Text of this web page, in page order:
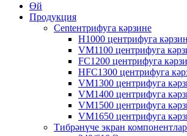
Өй
Продукция
Centентрифуга кәрзине
H1000 центрифуга кәрзин
VM1100 центрифуга
FC1200 центрифуга
HFC1300 центрифуга
VM1300 центрифуга
VM1400 центрифуга
VM1500 центрифуга
VM1650 центрифуга
Тибрәнүче экран